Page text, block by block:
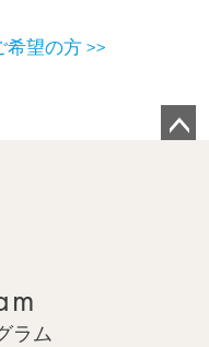
望の方 >>
ラム